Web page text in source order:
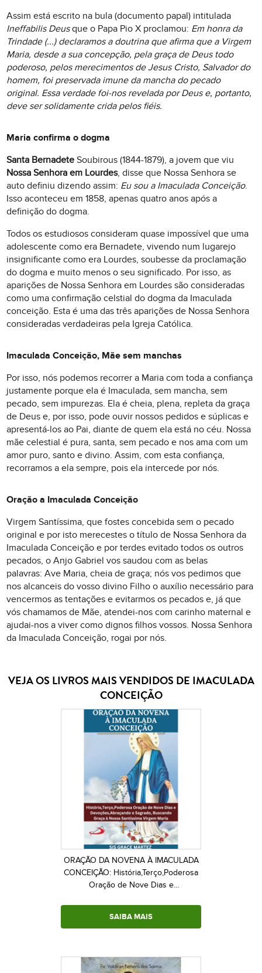
Assim está escrito na bula (documento papal) intitulada
Ineffabilis Deusque o Papa Pio X proclamou: Em honra da
Trindade (...) declaramos a doutrina que afirma que a Virgem
Maria, desde a sua concepção, pela graça de Deus todo
poderoso, pelos merecimentos de Jesus Cristo, Salvador do
homem, foi preservada imune da mancha do pecado
original. Essa verdade foi-nos revelada por Deus e, portanto,
deve ser solidamente crida pelos fiéis.
Maria confirma o dogma
Santa Bernadete Soubirous (1844-1879), a jovem que viu
Nossa Senhora em Lourdes, disse que Nossa Senhora se
auto definiu dizendo assim: Eu sou a Imaculada Conceição.
Isso aconteceu em 1858, apenas quatro anos após a
definição do dogma.
Todos os estudiosos consideram quase impossível que uma
adolescente como era Bernadete, vivendo num lugarejo
insignificante como era Lourdes, soubesse da proclamação
do dogma e muito menos o seu significado. Por isso, as
aparições de Nossa Senhora em Lourdes são consideradas
como uma confirmação celstial do dogma da Imaculada
conceição. Esta é uma das três aparições de Nossa Senhora
consideradas verdadeiras pela Igreja Católica.
Imaculada Conceição, Mãe sem manchas
Por isso, nós podemos recorrer a Maria com toda a confiança
justamente porque ela é Imaculada, sem mancha, sem
pecado, sem impurezas. Ela é cheia, plena, repleta da graça
de Deus e, por isso, pode ouvir nossos pedidos e súplicas e
apresentá-los ao Pai, diante de quem ela está no céu. Nossa
mãe celestial é pura, santa, sem pecado e nos ama com um
amor puro, santo e divino. Assim, com esta confiança,
recorramos a ela sempre, pois ela intercede por nós.
Oração a Imaculada Conceição
Virgem Santíssima, que fostes concebida sem o pecado
original e por isto merecestes o título de Nossa Senhora da
Imaculada Conceição e por terdes evitado todos os outros
pecados, o Anjo Gabriel vos saudou com as belas
palavras: Ave Maria, cheia de graça; nós vos pedimos que
nos alcanceis do vosso divino Filho o auxílio necessário para
vencermos as tentações e evitarmos os pecados e, já que
vós chamamos de Mãe, atendei-nos com carinho maternal e
ajudai-nos a viver como dignos filhos vossos. Nossa Senhora
da Imaculada Conceição, rogai por nós.
VEJA OS LIVROS MAIS VENDIDOS DE IMACULADA
CONCEIÇÃO
ORAÇÃO DA NOVENA À IMACULADA
CONCEIÇÃO: História,Terço,Poderosa
Oração de Nove Dias e
Virgem Maria
SAIBA MAIS